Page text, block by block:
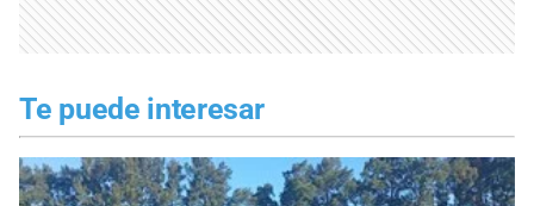
Te puede interesar